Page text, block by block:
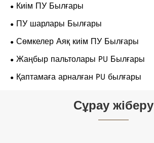
Киім ПУ Былғары
ПУ шарлары Былғары
Сөмкелер Аяқ киім ПУ Былғары
Жаңбыр пальтолары PU Былғары
Қаптамаға арналған PU былғары
Сұрау жіберу